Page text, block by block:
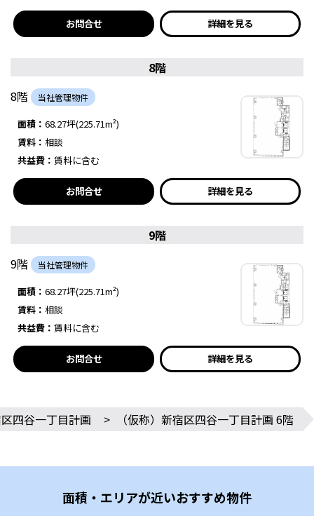
お問合せ 詳細を見る
8階
8階
当社管理物件
面積： 68.27坪(225.71m²)
賃料： 相談
共益費： 賃料に含む
お問合せ 詳細を見る
9階
9階
当社管理物件
面積： 68.27坪(225.71m²)
賃料： 相談
共益費： 賃料に含む
お問合せ 詳細を見る
四谷一丁目計画 > （仮称）新宿区四谷一丁目計画 6階
面積・エリアが近いおすすめ物件